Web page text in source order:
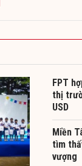
FPT
thị
USD
Miền
tìm
vượng